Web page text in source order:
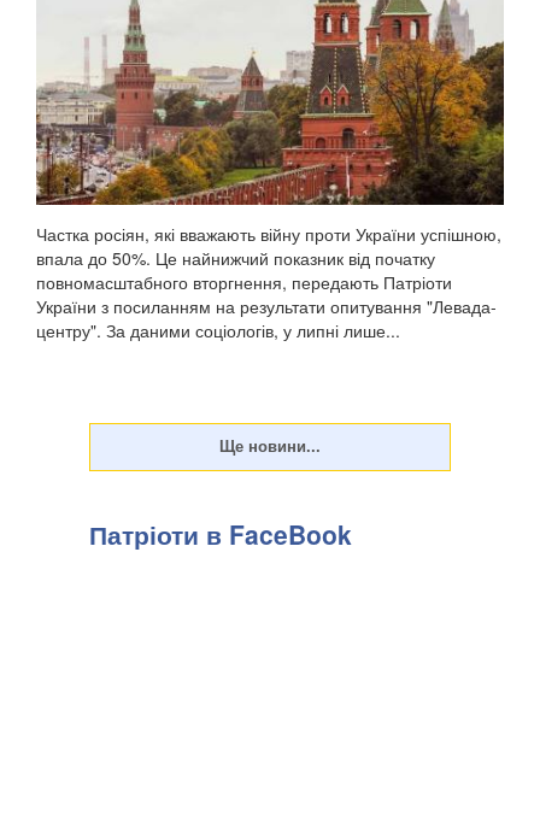
Частка росіян, які вважають війну проти України успішною,
впала до 50%. Це найнижчий показник від початку
повномасштабного вторгнення, передають Патріоти
України з посиланням на результати опитування "Левада-
центру". За даними соціологів, у липні лише...
Патріоти в FaceBook